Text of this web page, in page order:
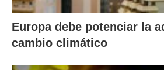
Europa debe potenciar la
cambio climático